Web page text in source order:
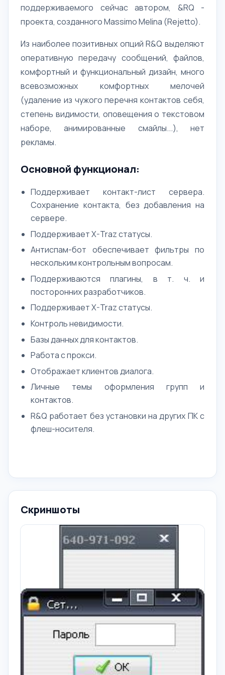
поддерживаемого сейчас автором, &RQ -
проекта, созданного Massimo Melina (Rejetto).
Из наиболее позитивных опций R&Q выделяют
оперативную передачу сообщений, файлов,
комфортный и функциональный дизайн, много
всевозможных комфортных мелочей
(удаление из чужого перечня контактов себя,
степень видимости, оповещения о текстовом
наборе, анимированные смайлы...), нет
рекламы.
Основной функционал:
Поддерживает контакт-лист сервера.
Сохранение контакта, без добавления на
сервере.
Поддерживает X-Traz статусы.
Антиспам-бот обеспечивает фильтры по
нескольким контрольным вопросам.
Поддерживаются плагины, в т. ч. и
посторонних разработчиков.
Поддерживает X-Traz статусы.
Контроль невидимости.
Базы данных для контактов.
Работа с прокси.
Отображает клиентов диалога.
Личные темы оформления групп и
контактов.
R&Q работает без установки на других ПК с
флеш-носителя.
Скриншоты